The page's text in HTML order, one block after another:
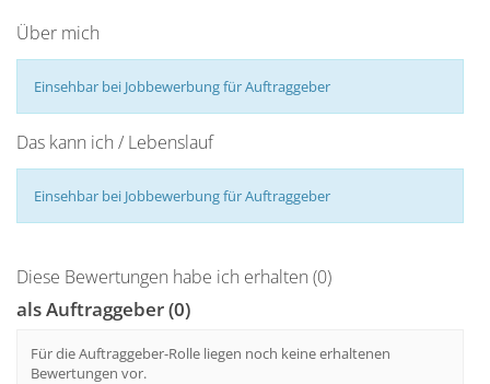
Über mich
Einsehbar bei Jobbewerbung für Auftraggeber
Das kann ich / Lebenslauf
Einsehbar bei Jobbewerbung für Auftraggeber
Diese Bewertungen habe ich erhalten (0)
als Auftraggeber (0)
Für die Auftraggeber-Rolle liegen noch keine erhaltenen
Bewertungen vor.